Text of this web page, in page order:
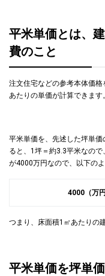
平米単価とは、
費のこと
注文住宅などの参考本体価
あたりの単価が計算できます
平米単価を、先述した坪単
ると、1坪＝約3.3平米なの
が4000万円なので、以下の
4000（
つまり、床面積1㎡あたりの
平米単価を坪単